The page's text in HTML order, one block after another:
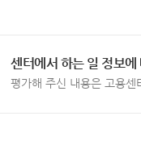
센터에서 하는 일 정보에
평가해 주신 내용은 고용센